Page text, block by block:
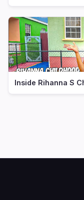
Inside Rihanna S